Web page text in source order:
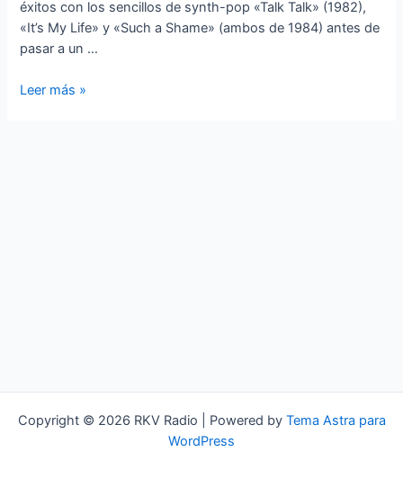
éxitos con los sencillos de synth-pop «Talk Talk» (1982),
«It’s My Life» y «Such a Shame» (ambos de 1984) antes de
pasar a un …
Talk
Leer más »
Copyright © 2026 RKV Radio | Powered by Tema Astra para
WordPress